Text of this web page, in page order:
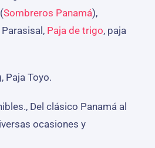
Sombreros Panamá),
Parasisal, Paja de trigo, paja
Paja Toyo.
Del clásico Panamá al
ocasiones y